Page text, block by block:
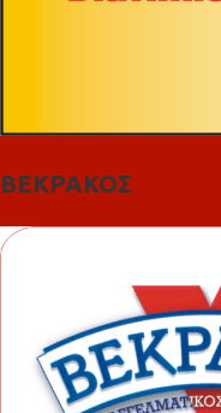
ΒΕΚΡΑΚΟΣ